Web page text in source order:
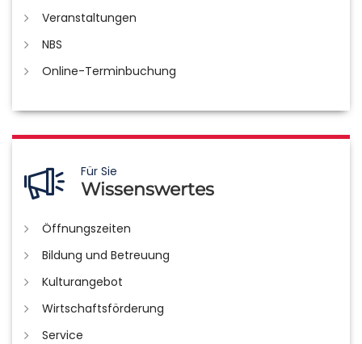
Veranstaltungen
NBS
Online-Terminbuchung
Für Sie
Wissenswertes
Öffnungszeiten
Bildung und Betreuung
Kulturangebot
Wirtschaftsförderung
Service